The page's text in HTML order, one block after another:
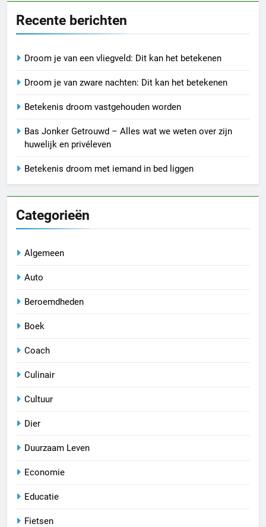
Recente berichten
Droom je van een vliegveld: Dit kan het betekenen
Droom je van zware nachten: Dit kan het betekenen
Betekenis droom vastgehouden worden
Bas Jonker Getrouwd – Alles wat we weten over zijn
huwelijk en privéleven
Betekenis droom met iemand in bed liggen
Categorieën
Algemeen
Auto
Beroemdheden
Boek
Coach
Culinair
Cultuur
Dier
Duurzaam Leven
Economie
Educatie
Fietsen